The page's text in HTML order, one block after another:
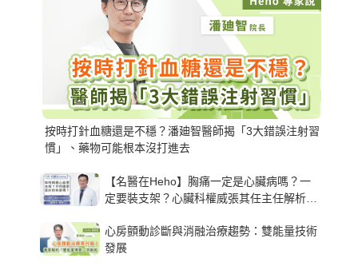
按時打針血糖還是不穩？潘廸智醫師揭「3大錯誤注射習
慣」、藥物可能根本沒打進去
【名醫在Heho】胸痛一定是心臟病嗎？一
定要裝支架？心臟科權威張其任主任解析支
心房顫動診斷與消融治療趨勢：雙能量技術
發展